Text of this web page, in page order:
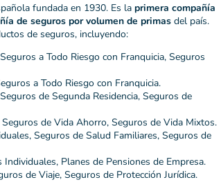
fundada en 1930. Es la primera compañía
de seguros por volumen de primas del país.
de seguros, incluyendo:
a Todo Riesgo con Franquicia, Seguros
a Todo Riesgo con Franquicia.
de Segunda Residencia, Seguros de
de Vida Ahorro, Seguros de Vida Mixtos.
Seguros de Salud Familiares, Seguros de
Individuales, Planes de Pensiones de Empresa.
de Viaje, Seguros de Protección Jurídica.